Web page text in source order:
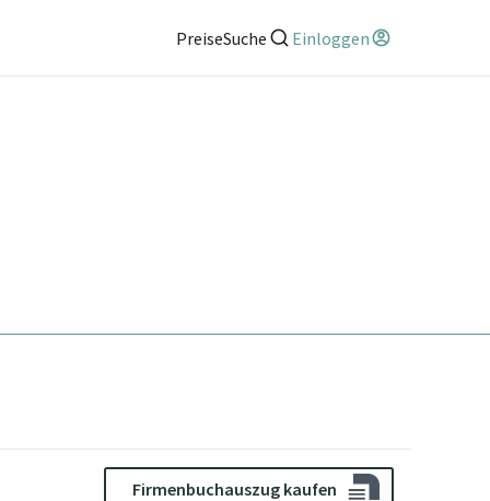
PreiseSuche Einloggen
Firmenbuchauszug kaufen